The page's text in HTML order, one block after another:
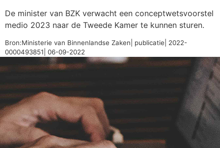
De minister van BZK verwacht een conceptwetsvoorstel
medio 2023 naar de Tweede Kamer te kunnen sturen.
Bron:Ministerie van Binnenlandse Zaken| publicatie| 2022-
0000493851| 06-09-2022